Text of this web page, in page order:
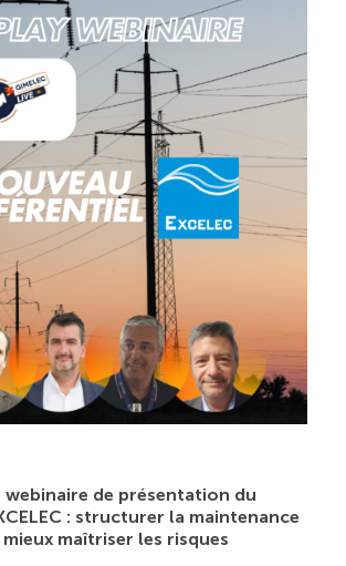
webinaire de présentation du
: structurer la maintenance
maîtriser les risques